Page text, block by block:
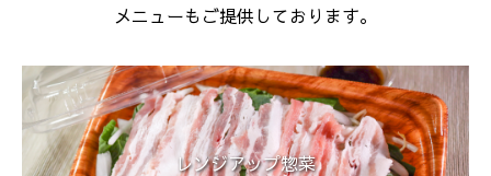
メニューもご提供しております。
レンジアップ惣菜